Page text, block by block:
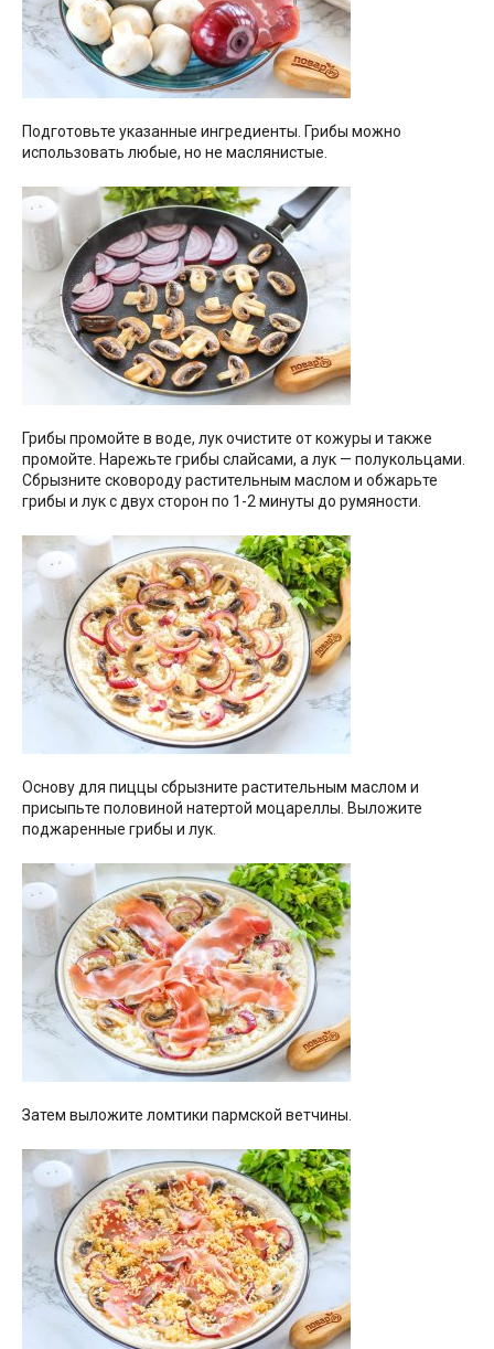
Подготовьте указанные ингредиенты. Грибы можно
использовать любые, но не маслянистые.
Грибы промойте в воде, лук очистите от кожуры и также
промойте. Нарежьте грибы слайсами, а лук — полукольцами.
Сбрызните сковороду растительным маслом и обжарьте
грибы и лук с двух сторон по 1-2 минуты до румяности.
Основу для пиццы сбрызните растительным маслом и
присыпьте половиной натертой моцареллы. Выложите
поджаренные грибы и лук.
Затем выложите ломтики пармской ветчины.